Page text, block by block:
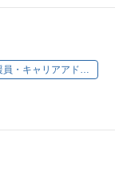
支援職（支援員・キャリアアドバイザー）